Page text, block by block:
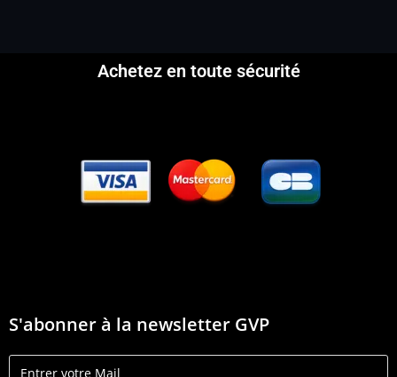
Achetez en toute sécurité
S'abonner à la newsletter GVP